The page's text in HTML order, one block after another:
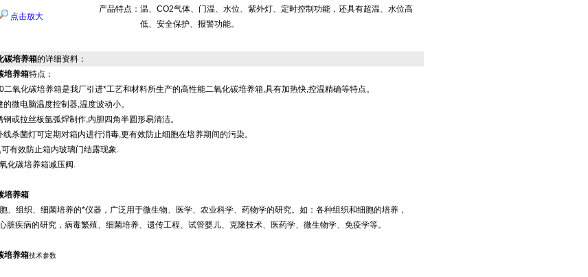
点击放大
产品特点： 温、CO2气体、门温、水位、紫外灯、定时控制功能，还具有超温、水位高
低、安全保护、报警功能。
碳培养箱的详细资料：
培养箱特点：
氧化碳培养箱是我厂引进*工艺和材料所生产的高性能二氧化碳培养箱,具有加热快,控温精确等特点。
微电脑温度控制器,温度波动小。
或拉丝板氩弧焊制作,内胆四角半圆形易清洁。
杀菌灯可定期对箱内进行消毒,更有效防止细胞在培养期间的污染。
有效防止箱内玻璃门结露现象.
化碳培养箱减压阀.
培养箱
、组织、细菌培养的*仪器，广泛用于微生物、医学、农业科学、药物学的研究。如：各种组织和细胞的培养，
脏疾病的研究，病毒繁殖、细菌培养、遗传工程、试管婴儿、克隆技术、医药学、微生物学、免疫学等。
培养箱技术参数